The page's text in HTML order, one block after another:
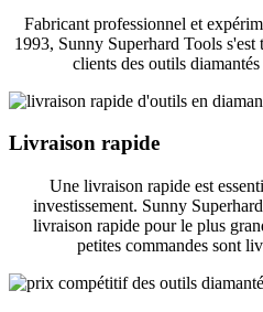
Fabricant professionnel et
1993, Sunny Superhard Tools
clients des outils
Livraison rapide
Une livraison rapide est
investissement. Sunny
livraison rapide pour le plus
petites commandes sont